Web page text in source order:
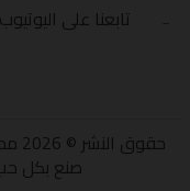
تابعنا على اليوتيوب
حقوق النشر © 2026 محطة الكوبونات. جميع الحقوق محفوظة.
صنع بكل